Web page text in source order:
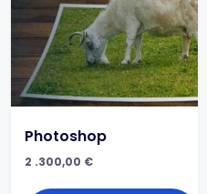
Photoshop
2 .300,00 €